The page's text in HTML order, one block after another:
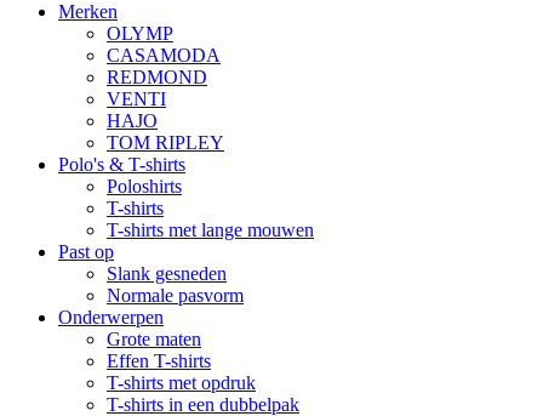
Merken
OLYMP
CASAMODA
REDMOND
VENTI
HAJO
TOM RIPLEY
Polo's & T-shirts
Poloshirts
T-shirts
T-shirts met lange mouwen
Past op
Slank gesneden
Normale pasvorm
Onderwerpen
Grote maten
Effen T-shirts
T-shirts met opdruk
T-shirts in een dubbelpak